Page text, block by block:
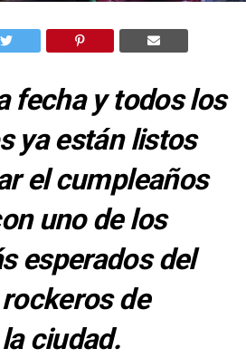
fecha y todos los
ya están listos
el cumpleaños
uno de los
esperados del
de
ciudad.